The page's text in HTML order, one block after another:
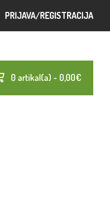
PRIJAVA/REGISTRACIJA
0 artikal(a) - 0,00€